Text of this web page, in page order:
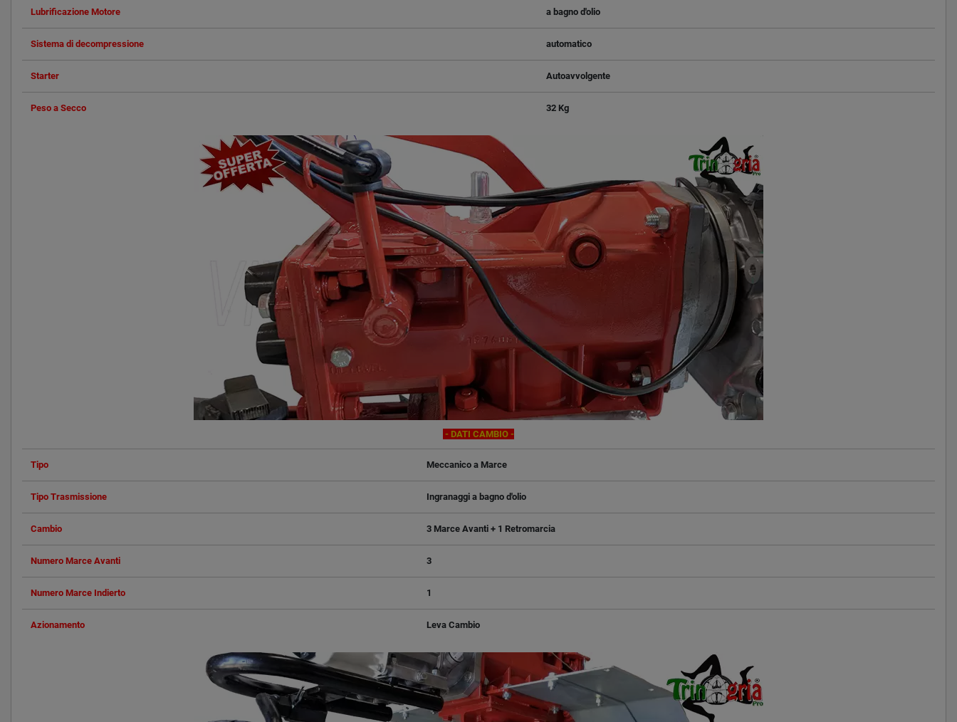
Lubrificazione Motore a bagno d'olio
Sistema di decompressione automatico
Starter Autoavvolgente
Peso a Secco 32 Kg
- DATI CAMBIO -
Tipo Meccanico a Marce
Tipo Trasmissione Ingranaggi a bagno d'olio
Cambio 3 Marce Avanti + 1 Retromarcia
Numero Marce Avanti 3
Numero Marce Indierto 1
Azionamento Leva Cambio